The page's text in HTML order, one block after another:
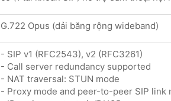
G.722 Opus (dải băng rộng wideband)
- SIP v1 (RFC2543), v2 (RFC3261)
- Call server redundancy supported
- NAT traversal: STUN mode
- Proxy mode and peer-to-peer SIP link